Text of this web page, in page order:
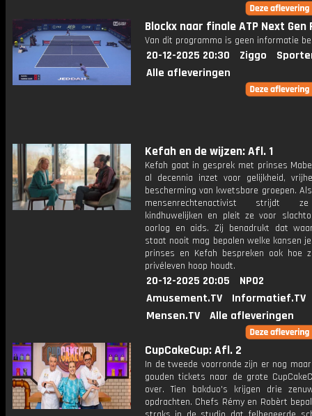
Blockx naar finale ATP Next Gen
Van dit programma is geen informatie
20-12-2025 20:30 Ziggo
Alle afleveringen
Kefah en de wijzen: Afl. 1
Kefah gaat in gesprek met prinses
al decennia inzet voor gelijkheid,
bescherming van kwetsbare groepen.
mensenrechtenactivist strijdt
kindhuwelijken en pleit ze voor
oorlog en aids. Zij benadrukt dat
staat nooit mag bepalen welke kansen
prinses en Kefah bespreken ook hoe
privéleven hoop houdt.
20-12-2025 20:05
NPO2
Amusement.TV
Informatief.TV
Mensen.TV
Alle afleveringen
CupCakeCup: Afl. 2
In de tweede voorronde zijn er nog
gouden tickets naar de grote
over. Tien bakduo's krijgen drie
opdrachten. Chefs Rémy en Robèrt